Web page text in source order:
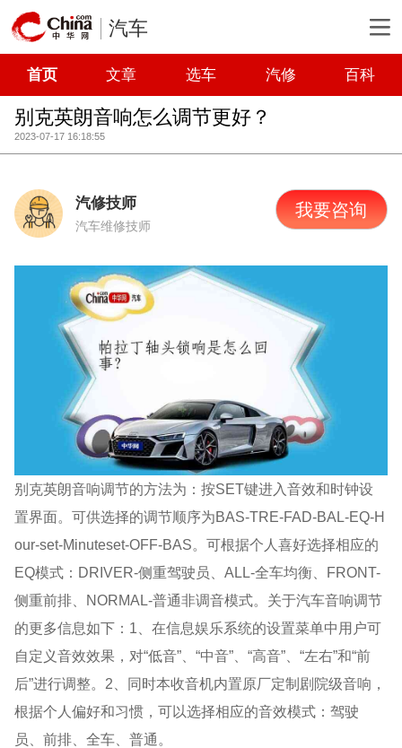
汽车
首页 文章 选车 汽修 百科
别克英朗音响怎么调节更好？
2023-07-17 16:18:55
汽修技师
汽车维修技师
我要咨询
别克英朗音响调节的方法为：按SET键进入音效和时钟设
置界面。可供选择的调节顺序为BAS-TRE-FAD-BAL-EQ-H
our-set-Minuteset-OFF-BAS。可根据个人喜好选择相应的
EQ模式：DRIVER-侧重驾驶员、ALL-全车均衡、FRONT-
侧重前排、NORMAL-普通非调音模式。关于汽车音响调节
的更多信息如下：1、在信息娱乐系统的设置菜单中用户可
自定义音效效果，对“低音”、“中音”、“高音”、“左右”和“前
后”进行调整。2、同时本收音机内置原厂定制剧院级音响，
根据个人偏好和习惯，可以选择相应的音效模式：驾驶
员、前排、全车、普通。